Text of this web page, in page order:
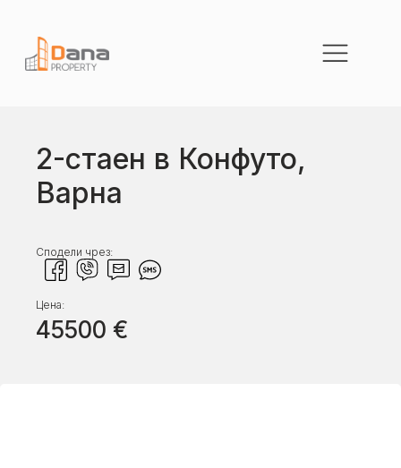
2-стаен в Конфуто,
Варна
Сподели чрез:
Цена:
45500 €